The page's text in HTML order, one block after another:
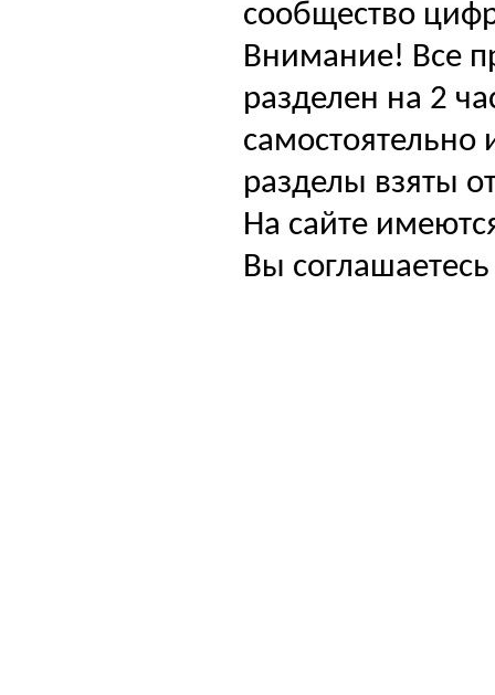
сообщество
Внимание! Все
разделен на 2
самостоятельно
разделы взяты
На сайте
Вы